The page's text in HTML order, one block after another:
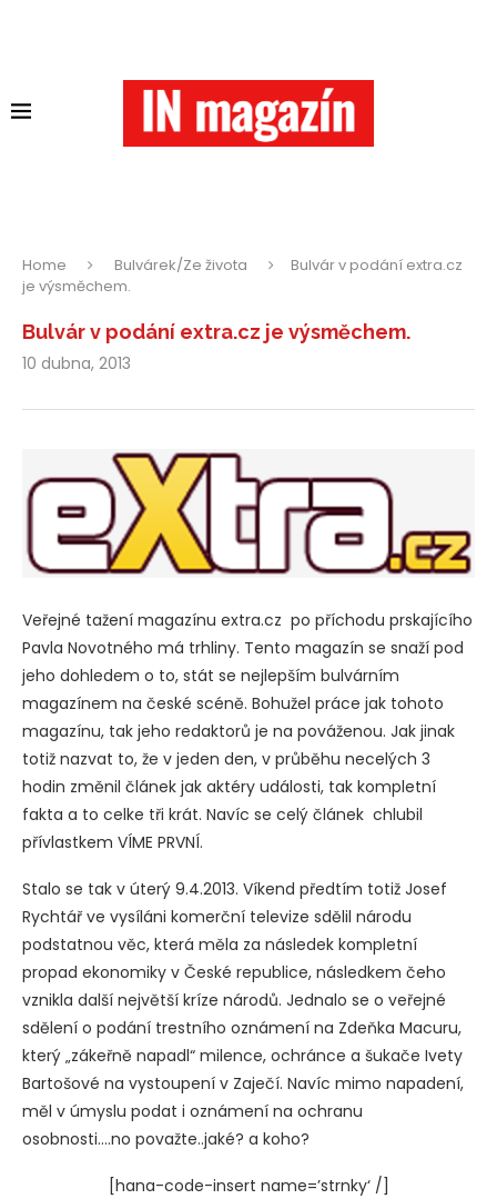
Home Bulvárek/Ze života
Bulvár v podání extra.cz
je výsměchem.
Bulvár v podání extra.cz je výsměchem.
10 dubna, 2013
Veřejné tažení magazínu extra.cz po příchodu prskajícího
Pavla Novotného má trhliny. Tento magazín se snaží pod
jeho dohledem o to, stát se nejlepším bulvárním
magazínem na české scéně. Bohužel práce jak tohoto
magazínu, tak jeho redaktorů je na pováženou. Jak jinak
totiž nazvat to, že v jeden den, v průběhu necelých 3
hodin změnil článek jak aktéry události, tak kompletní
fakta a to celke tři krát. Navíc se celý článek chlubil
přívlastkem VÍME PRVNÍ.
Stalo se tak v úterý 9.4.2013. Víkend předtím totiž Josef
Rychtář ve vysíláni komerční televize sdělil národu
podstatnou věc, která měla za následek kompletní
propad ekonomiky v České republice, následkem čeho
vznikla další největší kríze národů. Jednalo se o veřejné
sdělení o podání trestního oznámení na Zdeňka Macuru,
který „zákeřně napadl“ milence, ochránce a šukače Ivety
Bartošové na vystoupení v Zaječí. Navíc mimo napadení,
měl v úmyslu podat i oznámení na ochranu
osobnosti….no považte..jaké? a koho?
[hana-code-insert name=’strnky‘ /]